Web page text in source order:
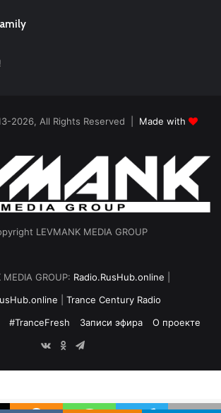
2026, All Rights Reserved | Made with
LEVMANK MEDIA GROUP
MEDIA GROUP: Radio.RusHub.online
Trance Century Radio
#TranceFresh Записи эфира
О проекте
vk.com
Odnoklassniki
Telegram